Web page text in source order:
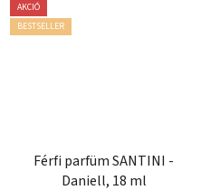
AKCIÓ
BESTSELLER
Férfi parfüm SANTINI -
Daniell, 18 ml